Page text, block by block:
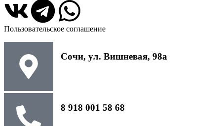
Пользовательское соглашение
Сочи, ул. Вишневая, 98а
8 918 001 58 68